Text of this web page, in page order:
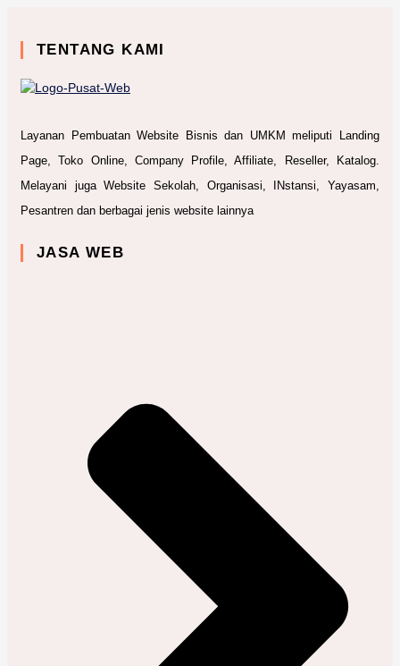
TENTANG KAMI
Layanan Pembuatan Website Bisnis dan UMKM meliputi Landing
Page, Toko Online, Company Profile, Affiliate, Reseller, Katalog.
Melayani juga Website Sekolah, Organisasi, INstansi, Yayasam,
Pesantren dan berbagai jenis website lainnya
JASA WEB